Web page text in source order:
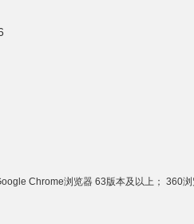
Chrome浏览器 63版本及以上； 360浏